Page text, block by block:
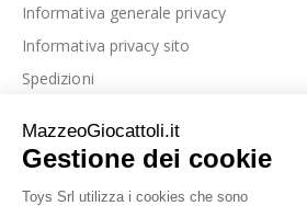
Informativa generale privacy
Informativa privacy sito
Spedizioni
La nostra azienda
Le nostre recensioni